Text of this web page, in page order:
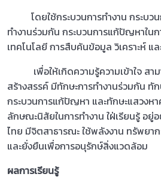
โดยใช้กระบวนการทำงาน กระบวน
ทำงานร่วมกัน กระบวนการแก้ปัญหาในก
เทคโนโลยี การสืบค้นข้อมูล วิเคราะห์
เพื่อให้เกิดความรู้ความเข้าใจ สาม
สร้างสรรค์ มีทักษะการทำงานร่วมกัน ทั
กระบวนการแก้ปัญหา และทักษะแสวงห
ลักษณะนิสัยในการทำงาน ใฝ่เรียนรู้ อยู่
ไทย มีจิตสาธารณะ ใช้พลังงาน ทรัพยา
และยั่งยืนเพื่อการอนุรักษ์สิ่งแวดล้อม
ผลการเรียนรู้